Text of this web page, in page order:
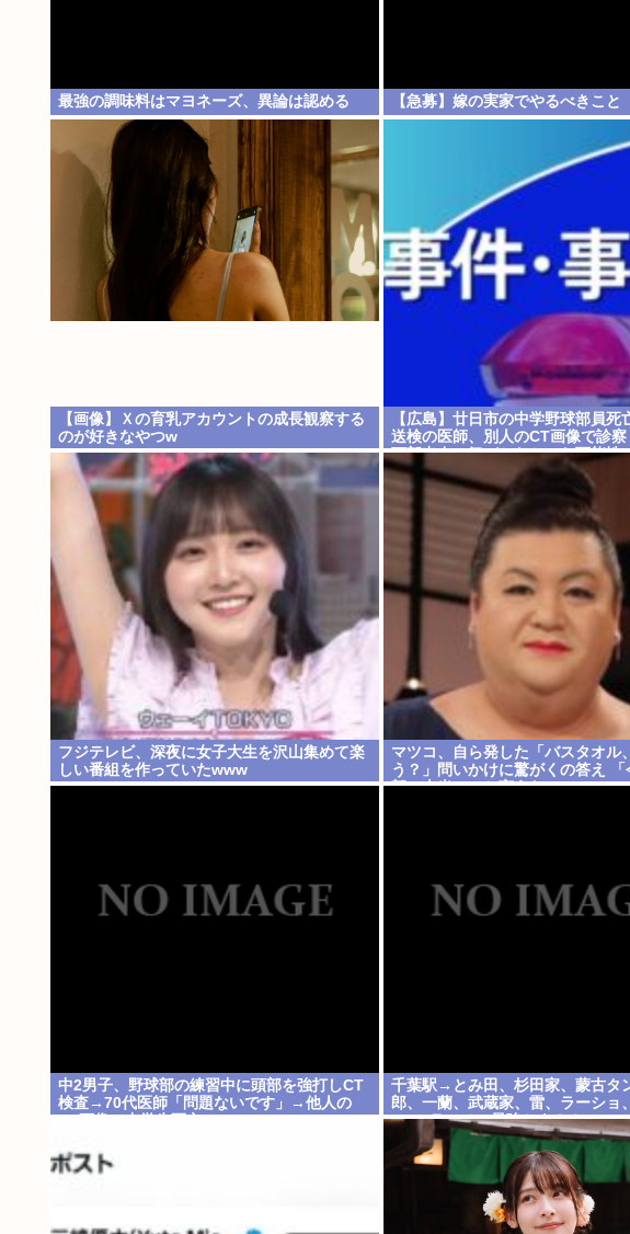
最強の調味料はマヨネーズ、異論は認める 【急募】嫁の実家でやるべきこと
【画像】Ｘの育乳アカウントの成長観察する
のが好きなやつw
【広島】廿日市の中学野球部員死
送検の医師、別人のCT画像で診
頭部出血に気づかなかった可能性
フジテレビ、深夜に女子大生を沢山集めて楽
しい番組を作っていたwww
マツコ、自ら発した「バスタオル
う？」問いかけに驚がくの答え 「
部、本当のこと言うわ」
中2男子、野球部の練習中に頭部を強打しCT
検査→70代医師「問題ないです」→他人の
千葉駅→とみ田、杉田家、蒙古タ
郎、一蘭、武蔵家、雷、ラーショ
etc…ラーメン最強かよ？？